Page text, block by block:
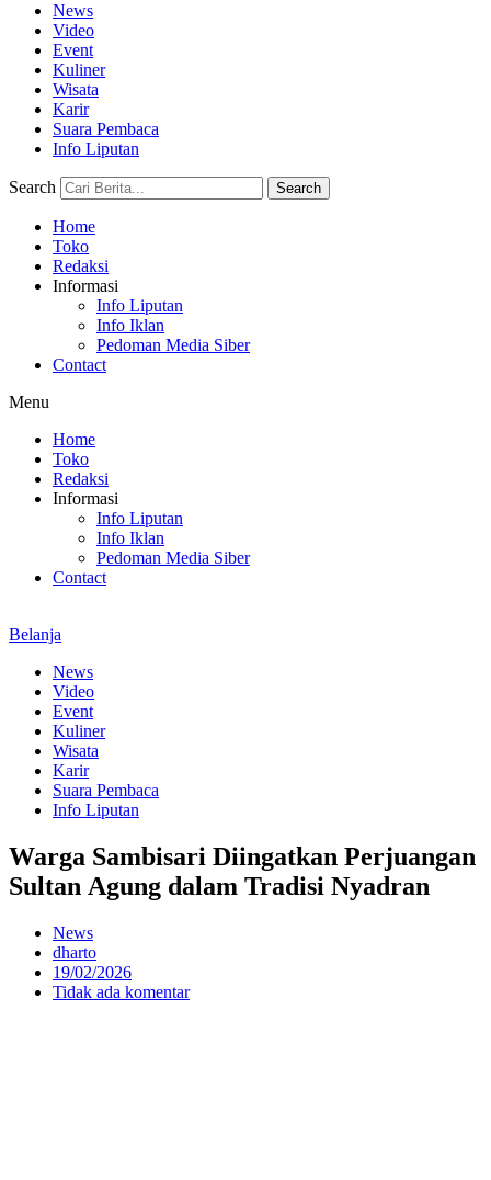
News
Video
Event
Kuliner
Wisata
Karir
Suara Pembaca
Info Liputan
Search Search
Home
Toko
Redaksi
Informasi
Info Liputan
Info Iklan
Pedoman Media Siber
Contact
Menu
Home
Toko
Redaksi
Informasi
Info Liputan
Info Iklan
Pedoman Media Siber
Contact
Belanja
News
Video
Event
Kuliner
Wisata
Karir
Suara Pembaca
Info Liputan
Warga Sambisari Diingatkan Perjuangan
Sultan Agung dalam Tradisi Nyadran
News
dharto
19/02/2026
Tidak ada komentar